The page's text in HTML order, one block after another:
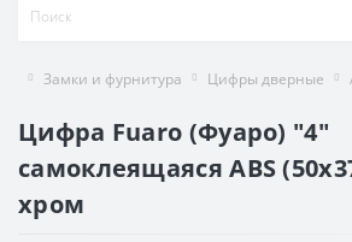
Замки и фурнитура Цифры дверные
Цифра Fuaro (Фуаро) "4"
самоклеящаяся ABS
хром